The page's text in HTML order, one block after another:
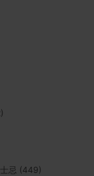
忌 (449)